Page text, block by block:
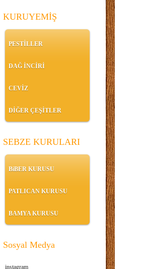
KURUYEMİŞ
PESTİLLER
DAĞ İNCİRİ
CEVİZ
DİĞER ÇEŞİTLER
SEBZE KURULARI
BiBER KURUSU
PATLICAN KURUSU
BAMYA KURUSU
Sosyal Medya
instagram